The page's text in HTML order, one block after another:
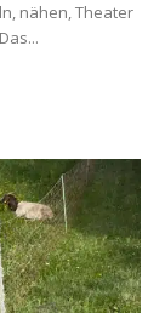
nähen, Theater